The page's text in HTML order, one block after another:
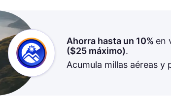
Ahorra hasta un 10% en
($25máximo).
Acumula millas aéreas y